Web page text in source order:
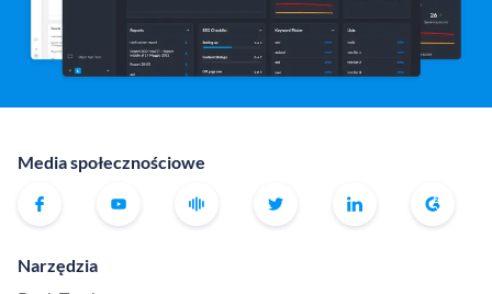
Media społecznościowe
Narzędzia